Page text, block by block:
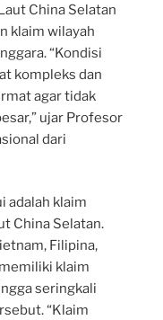
China Selatan
klaim wilayah
“Kondisi
kompleks dan
agar tidak
ujar Profesor
dari
adalah klaim
China Selatan.
Filipina,
klaim
seringkali
“Klaim